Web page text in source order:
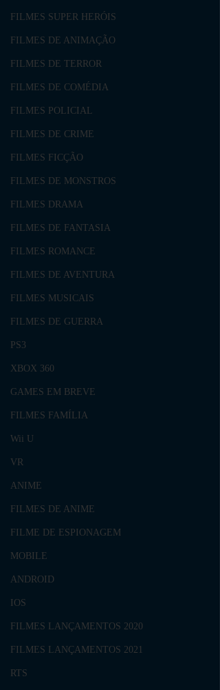
FILMES SUPER HERÓIS
FILMES DE ANIMAÇÃO
FILMES DE TERROR
FILMES DE COMÉDIA
FILMES POLICIAL
FILMES DE CRIME
FILMES FICÇÃO
FILMES DE MONSTROS
FILMES DRAMA
FILMES DE FANTASIA
FILMES ROMANCE
FILMES DE AVENTURA
FILMES MUSICAIS
FILMES DE GUERRA
PS3
XBOX 360
GAMES EM BREVE
FILMES FAMÍLIA
Wii U
VR
ANIME
FILMES DE ANIME
FILME DE ESPIONAGEM
MOBILE
ANDROID
IOS
FILMES LANÇAMENTOS 2020
FILMES LANÇAMENTOS 2021
RTS